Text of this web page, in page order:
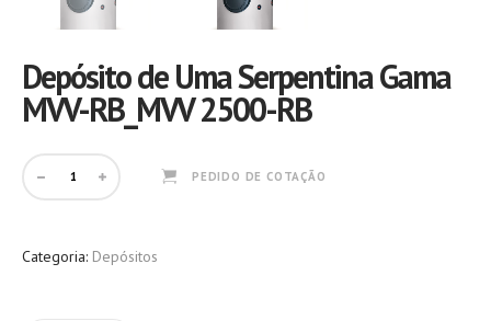
Depósito de Uma Serpentina Gama
MVV-RB_MVV 2500-RB
PEDIDO DE COTAÇÃO
Categoria: Depósitos